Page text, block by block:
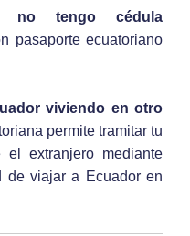
no tengo cédula
pasaporte ecuatoriano
viviendo en otro
permite tramitar tu
el extranjero mediante
de viajar a Ecuador en